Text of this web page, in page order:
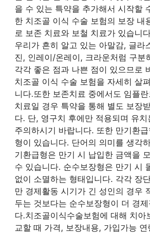
을 수 있는 특약을 추가해서 시작할
한 치조골 이식 수술 보험의 보장 내
로 보존 치료와 보철 치료가 있습니
우리가 흔히 알고 있는 아말감, 글라
진, 인레이/온레이, 크라운처럼 구분
각각 좋은 점과 나쁜 점이 있으므로
치조골 이식 수술 보험을 자세히 살
니다.또한 보존치료 중에서도 임플
치료일 경우 특약을 통해 별도 보장
다. 단, 영구치 후에만 적용되며 유치
주의하시기 바랍니다. 또한 만기환
형이 있습니다. 단어의 의미를 생각
기환급형은 만기 시 납입한 금액을
수 있습니다. 순수보장형은 만기 시
없이 소멸하는 형태입니다. 각각 장
만 경제활동 시기가 긴 성인의 경우
두는 것보다는 순수보장형이 더 경
다.치조골이식수술보험에 대해 치아
교할 때 가격, 보장내용, 가입가능 연